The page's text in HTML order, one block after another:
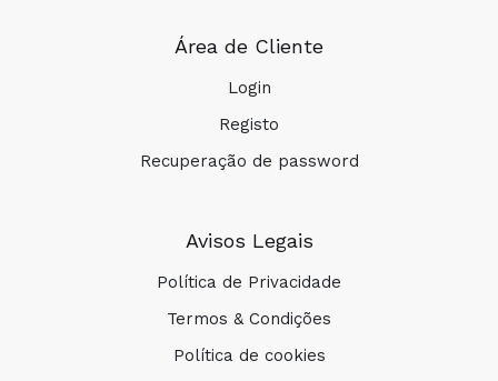
Área de Cliente
Login
Registo
Recuperação de password
Avisos Legais
Política de Privacidade
Termos & Condições
Política de cookies